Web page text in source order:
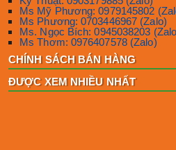
Ms Mỹ Phương: 0979145802
Ms Phương: 0703446967 (Zalo)
Ms. Ngọc Bích: 0945038203
Ms Thơm: 0976407578 (Zalo)
CHÍNH SÁCH BÁN HÀNG
ĐƯỢC XEM NHIỀU NHẤT